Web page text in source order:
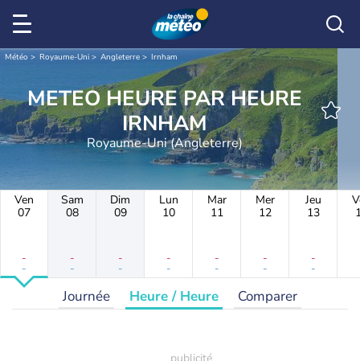
Météo Royaume-Uni Angleterre Irnham
METEO HEURE PAR HEURE
IRNHAM
Royaume-Uni (Angleterre)
Ven
07
-
-
Sam
08
-
-
Dim
09
-
-
Lun
10
-
-
Mar
11
-
-
Mer
12
-
-
Jeu
13
-
-
Journée Heure / Heure Comparer